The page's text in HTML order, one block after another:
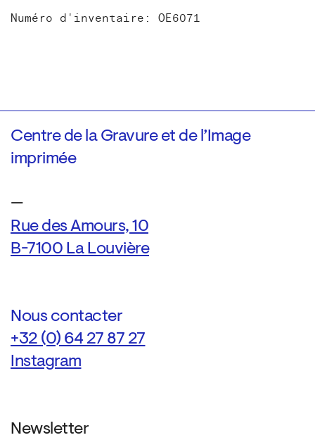
Numéro d'inventaire: OE6071
Centre de la Gravure et de l’Image
imprimée
—
Rue des Amours, 10
B-7100 La Louvière
Nous contacter
+32 (0) 64 27 87 27
Instagram
Newsletter